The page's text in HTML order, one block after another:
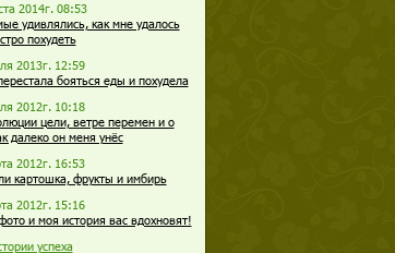
2014г. 08:53
удивлялись, как мне удалось
похудеть
2013г. 12:59
бояться еды и похудела
2012г. 10:18
цели, ветре перемен и о
далеко он меня унёс
2012г. 16:53
картошка, фрукты и имбирь
2012г. 15:16
и моя история вас вдохновят!
успеха